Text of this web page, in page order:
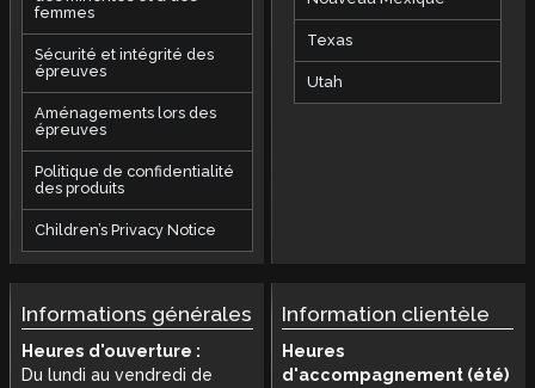
femmes
Sécurité et intégrité des
épreuves
Aménagements lors des
épreuves
Politique de confidentialité
des produits
Children’s Privacy Notice
Texas
Utah
Informations générales
Heures d'ouverture :
Du lundi au vendredi de
Information clientèle
Heures
d'accompagnement (été)